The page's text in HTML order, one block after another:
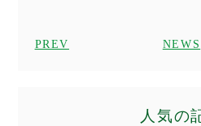
PREV NEWS
人気の